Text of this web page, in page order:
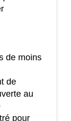
de moins
de
au
pour